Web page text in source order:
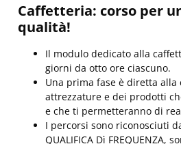
Caffetteria: corso per
qualità!
Il modulo dedicato alla
giorni da otto ore ciascuno.
Una prima fase è diretta alla
attrezzature e dei prodotti
e che ti permetteranno di
I percorsi sono riconosciuti
QUALIFICA Dì